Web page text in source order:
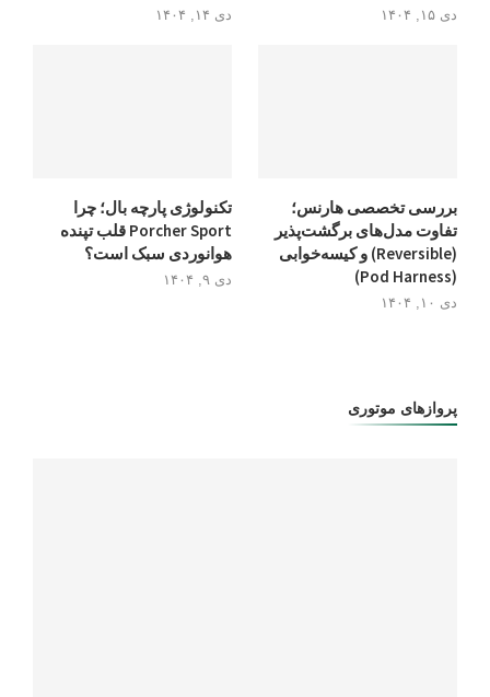
دی ۱۵, ۱۴۰۴ دی ۱۴, ۱۴۰۴
بررسی تخصصی هارنس؛
تفاوت مدل‌های برگشت‌پذیر
(Reversible) و کیسه‌خوابی
(Pod Harness)
دی ۱۰, ۱۴۰۴
تکنولوژی پارچه بال؛ چرا
Porcher Sport قلب تپنده
هوانوردی سبک است؟
دی ۹, ۱۴۰۴
پروازهای موتوری